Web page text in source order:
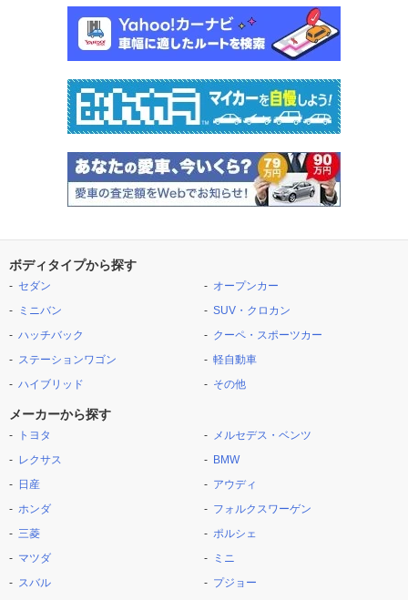
ボディタイプから探す
セダン
ミニバン
ハッチバック
ステーションワゴン
ハイブリッド
オープンカー
SUV・クロカン
クーペ・スポーツカー
軽自動車
その他
メーカーから探す
トヨタ
レクサス
日産
ホンダ
三菱
マツダ
スバル
メルセデス・ベンツ
BMW
アウディ
フォルクスワーゲン
ポルシェ
ミニ
プジョー